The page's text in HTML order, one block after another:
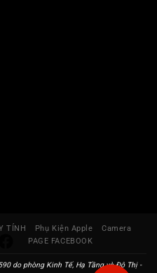
TÍNH Phụ Kiện Apple
Camera
PAGE FACEBOOK
do phòng Kinh Tế, Hạ Tầng và Đô Thị -